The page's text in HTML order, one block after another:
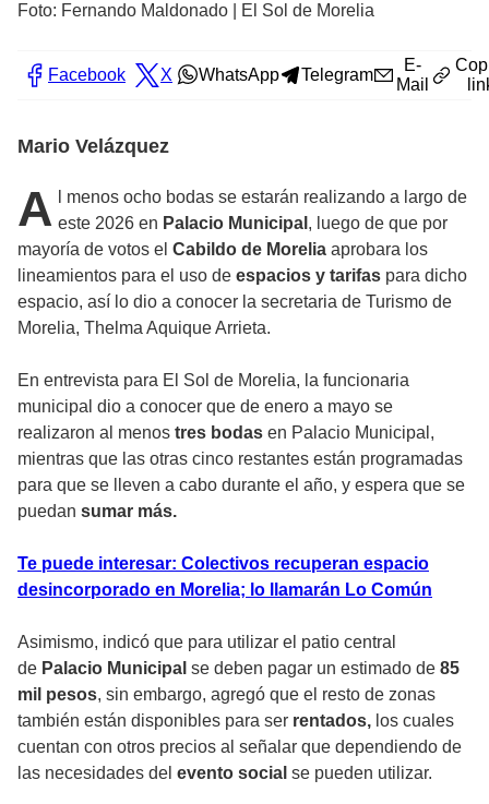
Foto: Fernando Maldonado | El Sol de Morelia
Facebook X WhatsApp Telegram
E-
Mail
Mario Velázquez
A
l menos ocho bodas se estarán realizando a largo de
este 2026 en Palacio Municipal , luego de que por
mayoría de votos el Cabildo de Morelia aprobara los
lineamientos para el uso de espacios y tarifas para dicho
espacio, así lo dio a conocer la secretaria de Turismo de
Morelia, Thelma Aquique Arrieta.
En entrevista para El Sol de Morelia, la funcionaria
municipal dio a conocer que de enero a mayo se
realizaron al menos tres bodas en Palacio Municipal,
mientras que las otras cinco restantes están programadas
para que se lleven a cabo durante el año, y espera que se
puedan sumar más.
Te puede interesar: Colectivos recuperan espacio
desincorporado en Morelia; lo llamarán Lo Común
Asimismo, indicó que para utilizar el patio central
de Palacio Municipal se deben pagar un estimado de 85
mil pesos, sin embargo, agregó que el resto de zonas
también están disponibles para ser rentados, los cuales
cuentan con otros precios al señalar que dependiendo de
las necesidades del evento social se pueden utilizar.